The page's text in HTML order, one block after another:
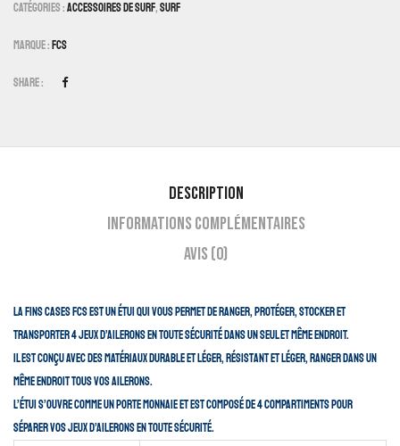
Catégories :Accessoires De Surf,Surf
Marque : FCS
Share :
Description
Informations complémentaires
Avis (0)
La Fins Cases FCS est un étui qui vous permet de ranger, protéger, stocker et
transporter 4 jeux d’ailerons en toute sécurité dans un seul et même endroit.
Il est conçu avec des matériaux durable et léger, résistant et léger, ranger dans un
même endroit tous vos ailerons.
L’étui s’ouvre comme un porte monnaie et est composé de 4 compartiments pour
séparer vos jeux d’ailerons en toute sécurité.